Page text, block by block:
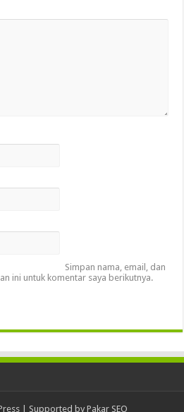
Simpan nama, email, dan
ini untuk komentar saya berikutnya.
| Supported by Pakar SEO